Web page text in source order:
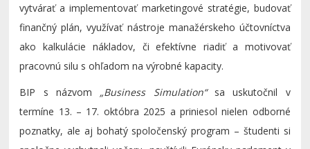
vytvárať a implementovať marketingové stratégie, budovať
finančný plán, využívať nástroje manažérskeho účtovníctva
ako kalkulácie nákladov, či efektívne riadiť a motivovať
pracovnú silu s ohľadom na výrobné kapacity.
BIP s názvom „Business Simulation“sa uskutočnil v
termíne 13. – 17. októbra 2025 a priniesol nielen odborné
poznatky, ale aj bohatý spoločenský program – študenti si